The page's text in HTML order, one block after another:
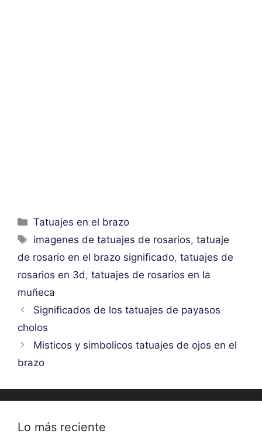
Categorías
Tatuajes en el brazo
Etiquetas
imagenes de tatuajes de rosarios,tatuaje
de rosario en el brazo significado, tatuajes de
rosarios en 3d, tatuajes de rosarios en la
muñeca
Significados de los tatuajes de payasos
cholos
Misticos y simbolicos tatuajes de ojos en el
brazo
Lo más reciente